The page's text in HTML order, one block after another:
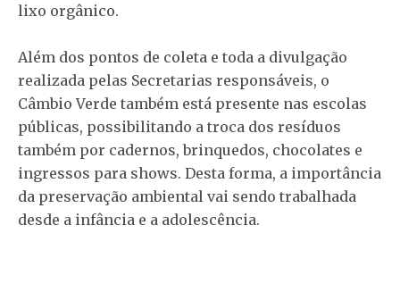
lixo orgânico.
Além dos pontos de coleta e toda a divulgação
realizada pelas Secretarias responsáveis, o
Câmbio Verde também está presente nas escolas
públicas, possibilitando a troca dos resíduos
também por cadernos, brinquedos, chocolates e
ingressos para shows. Desta forma, a importância
da preservação ambiental vai sendo trabalhada
desde a infância e a adolescência.